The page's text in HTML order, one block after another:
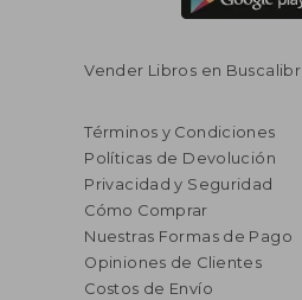
Vender Libros en
Términos y Condiciones
Políticas de Devolución
Privacidad y Seguridad
Cómo Comprar
Nuestras Formas de Pago
Opiniones de Clientes
Costos de Envío